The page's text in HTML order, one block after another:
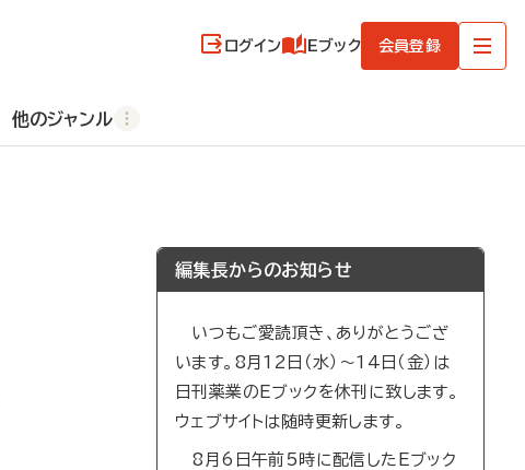
ログイン Eブック 会員登録
他のジャンル
編集長からのお知らせ
いつもご愛読頂き、ありがとうござ
います。8月12日（水）～14日（金）は
日刊薬業のEブックを休刊に致します。
ウェブサイトは随時更新します。
8月6日午前5時に配信したEブック